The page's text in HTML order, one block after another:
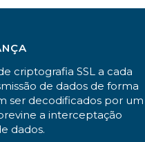
criptografia SSL a cada
de dados de forma
ser decodificados por um
a interceptação
dados.